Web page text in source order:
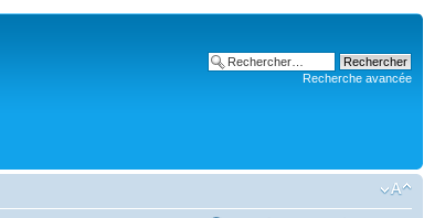
Recherche avancée